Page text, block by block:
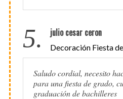
5. julio cesar ceron
Decoración Fiesta
Saludo cordial, necesito
para una fiesta de grado,
graduación de bachilleres